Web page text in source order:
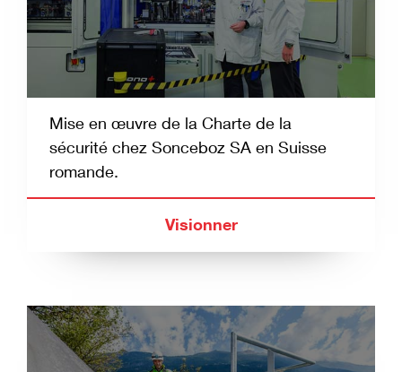
Mise en œuvre de la Charte de la
sécurité chez Sonceboz SA en Suisse
romande.
Visionner